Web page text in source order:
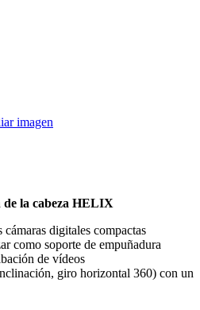
imagen
de la cabeza HELIX
cámaras digitales compactas
como soporte de empuñadura
de vídeos
giro horizontal 360) con un